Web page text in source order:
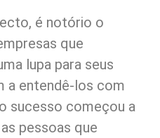
é notório o
que
lupa para seus
a entendê-los com
sucesso começou a
pessoas que